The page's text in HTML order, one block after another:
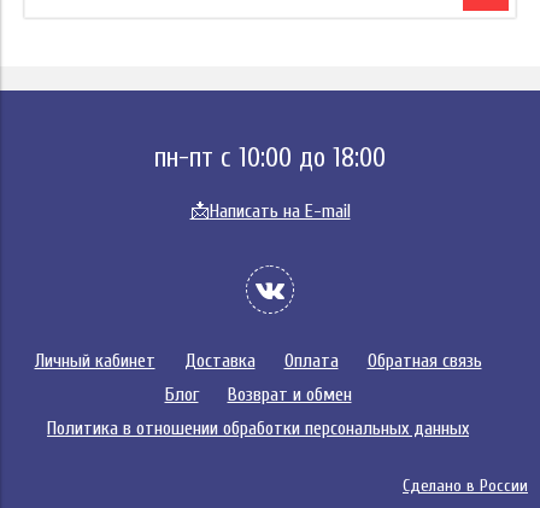
пн-пт с 10:00 до 18:00
📩Написать на E-mail
Личный кабинет Доставка Оплата
Обратная связь
Блог
Возврат и обмен
Политика в отношении обработки персональных данных
Сделано в России